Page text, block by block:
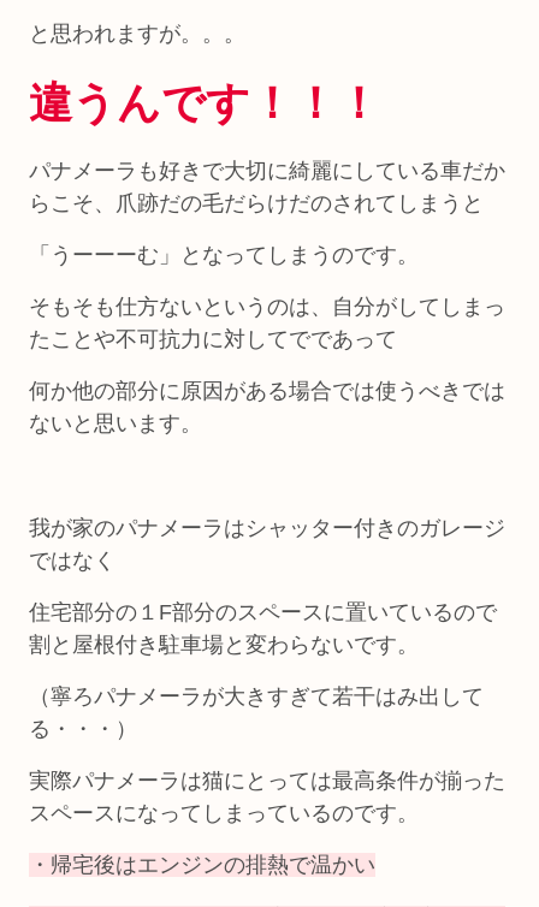
と思われますが。。。
違うんです！！！
パナメーラも好きで大切に綺麗にしている車だか
らこそ、爪跡だの毛だらけだのされてしまうと
「うーーーむ」となってしまうのです。
そもそも仕方ないというのは、自分がしてしまっ
たことや不可抗力に対してでであって
何か他の部分に原因がある場合では使うべきでは
ないと思います。
我が家のパナメーラはシャッター付きのガレージ
ではなく
住宅部分の１F部分のスペースに置いているので
割と屋根付き駐車場と変わらないです。
（寧ろパナメーラが大きすぎて若干はみ出して
る・・・）
実際パナメーラは猫にとっては最高条件が揃った
スペースになってしまっているのです。
・帰宅後はエンジンの排熱で温かい